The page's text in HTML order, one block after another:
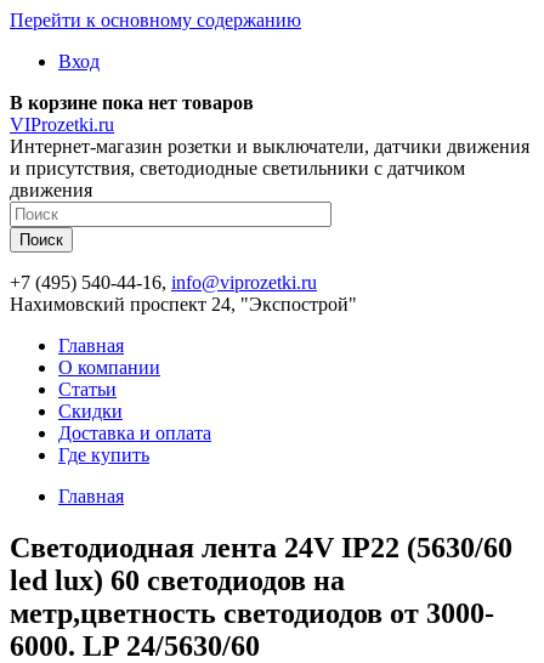
Перейти к основному содержанию
Вход
В корзине пока нет товаров
VIProzetki.ru
Интернет-магазин розетки и выключатели, датчики движения
и присутствия, светодиодные светильники с датчиком
движения
+7 (495) 540-44-16, info@viprozetki.ru
Нахимовский проспект 24, "Экспострой"
Главная
О компании
Статьи
Скидки
Доставка и оплата
Где купить
Главная
Светодиодная лента 24V IP22 (5630/60
led lux) 60 светодиодов на
метр,цветность светодиодов от 3000-
6000. LP 24/5630/60